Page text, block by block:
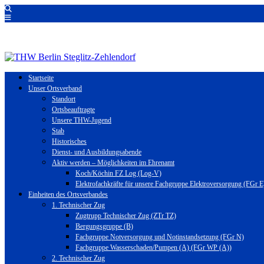
Startseite
Unser Ortsverband
Standort
Ortsbeauftragte
Unsere THW-Jugend
Stab
Historisches
Dienst- und Ausbildungsabende
Aktiv werden – Möglichkeiten im Ehrenamt
Koch/Köchin FZ Log (Log-V)
Elektrofachkräfte für unsere Fachgruppe Elektroversorgung (FGr
Einheiten des Ortsverbandes
1. Technischer Zug
Zugtrupp Technischer Zug (ZTr TZ)
Bergungsgruppe (B)
Fachgruppe Notversorgung und Notinstandsetzung (FGr N)
Fachgruppe Wasserschaden/Pumpen (A) (FGr WP (A))
2. Technischer Zug